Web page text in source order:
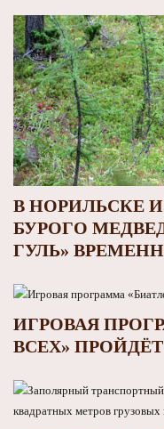
В НОРИЛЬСКЕ
БУРОГО
ГУЛЬ»
ИГРОВАЯ
ВСЕХ»